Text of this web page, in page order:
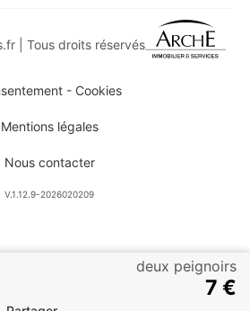
deux peignoirs
7 €
| Tous droits réservés
- Cookies
Mentions légales
Nous contacter
V.1.12.9-2026020209